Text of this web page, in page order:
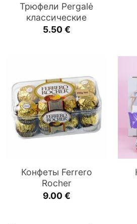
Трюфели Pergalė
классические
5.50€
Конфеты Ferrero
Rocher
9.00€